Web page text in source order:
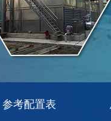
参考配置表